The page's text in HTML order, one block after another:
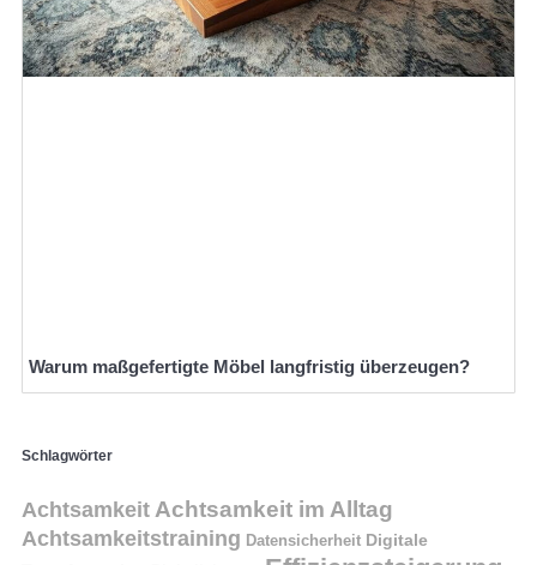
Warum maßgefertigte Möbel langfristig überzeugen?
Schlagwörter
Achtsamkeit Achtsamkeit im Alltag
Achtsamkeitstraining Datensicherheit Digitale